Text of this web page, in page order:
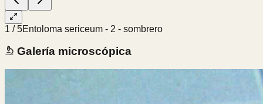
1 /5Entoloma sericeum - 2 - sombrero
Galería microscópica